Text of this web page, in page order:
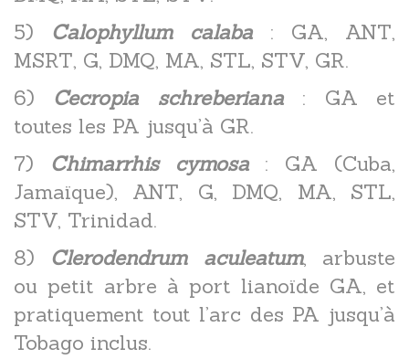
5) Calophyllum calaba : GA, ANT,
MSRT, G, DMQ, MA, STL, STV, GR.
6) Cecropia schreberiana: GA et
toutes les PA jusqu’à GR.
7) Chimarrhis cymosa: GA (Cuba,
Jamaïque), ANT, G, DMQ, MA, STL,
STV, Trinidad.
8) Clerodendrum aculeatum, arbuste
ou petit arbre à port lianoïde GA, et
pratiquement tout l’arc des PA jusqu’à
Tobago inclus.